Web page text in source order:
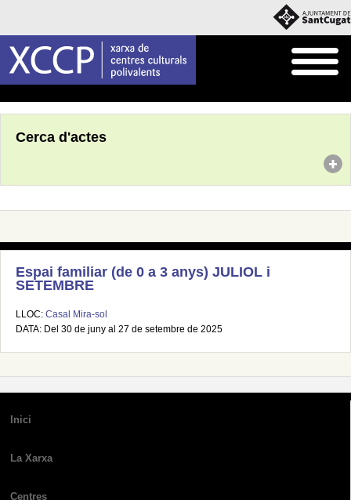
Cerca d'actes
Espai familiar (de 0 a 3 anys) JULIOL i
SETEMBRE
LLOC: Casal Mira-sol
DATA: Del 30 de juny al 27 de setembre de 2025
Inici
La Xarxa
Centres